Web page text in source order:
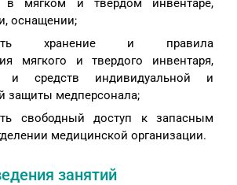
в мягком и твердом инвентаре,
оснащении;
хранение и правила
мягкого и твердого инвентаря,
и средств индивидуальной и
защиты медперсонала;
свободный доступ к запасным
медицинской организации.
занятий